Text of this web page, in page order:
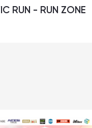
RUN - RUN ZONE